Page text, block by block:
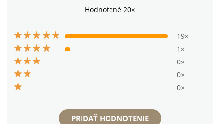
Hodnotené 20×
19×
1×
0×
0×
0×
PRIDAŤ HODNOTENIE